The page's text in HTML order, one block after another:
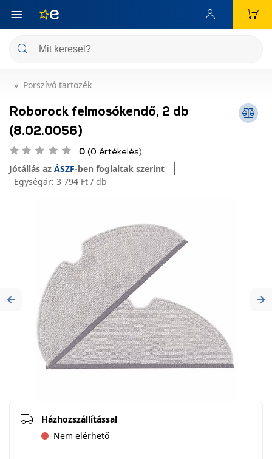
Porszívó tartozék
Roborock felmosókendő, 2 db
(8.02.0056)
0 (0 értékelés)
Jótállás az ÁSZF-ben foglaltak szerint
Egységár: 3 794 Ft / db
Previous
Házhozszállítással
Nem elérhető